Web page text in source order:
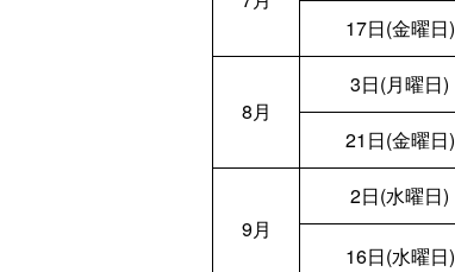
17日(金曜日)
8月
3日(月曜日)
21日(金曜日)
9月
2日(水曜日)
16日(水曜日)